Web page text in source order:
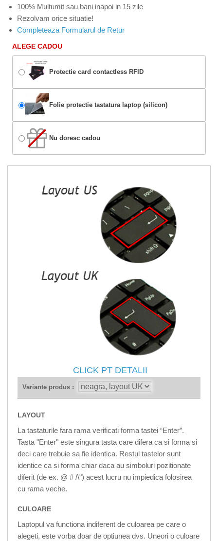
100% Multumit sau bani inapoi in 15 zile
Rezolvam orice situatie!
Completeaza Formularul de Retur
ALEGE CADOU
Protectie card contactless RFID
Folie protectie tastatura laptop (silicon)
Nu doresc cadou
CLICK PT DETALII
Variante produs :
LAYOUT
La tastaturile fara rama verificati forma tastei “Enter”.
Tasta "Enter" este singura tasta care difera ca si forma si
deci care trebuie sa fie identica. Restul tastelor sunt
identice ca si forma chiar daca au simboluri pozitionate
diferit (de ex. @ # /\") acest lucru nu impiedica folosirea
cu rama veche.
CULOARE
Laptopul va functiona indiferent de culoarea pe care o
alegeti, este vorba doar de optiunea dvs. Uneori o culoare